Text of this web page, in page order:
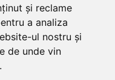
și reclame
a analiza
ul nostru și
de unde vin
rolele
ochelarii
de soare Oakley
de soare Alpina